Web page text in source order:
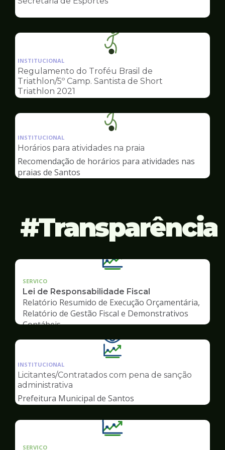
Esportes
Ilustração
da
pagina
de
INSTITUCIONAL
Regulamento do Troféu Brasil de
Triathlon/5º Camp. Santista de Short
Triathlon 2021
Ilustração
da
pagina
Esportes
INSTITUCIONAL
Horários para atividades na praia
Recomendação de horários para atividades nas
praias de Santos
Transparência
SERVICO
Lei de Responsabilidade Fiscal
Relatório Resumido de Execução Orçamentária,
Relatório de Gestão Fiscal e Demonstrativos
Contábeis
Ilustração
da
pagina
Transparência
INSTITUCIONAL
Licitantes/Contratados com pena de sanção
administrativa
Prefeitura Municipal de Santos
SERVICO